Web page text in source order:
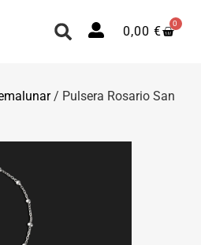
0,00 €
0
/ Pulsera Rosario San